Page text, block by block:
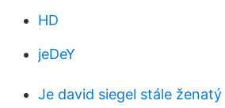
HD
jeDeY
Je david siegel stále ženatý